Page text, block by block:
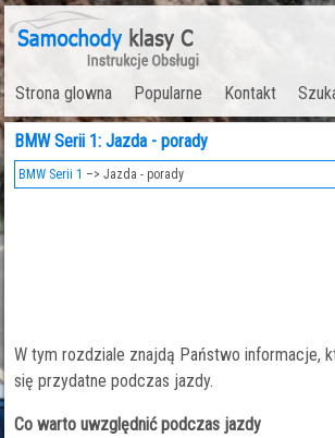
Strona glowna Popularne Kontakt
BMW Serii 1: Jazda - porady
BMW Serii 1 –> Jazda - porady
W tym rozdziale znajdą Państwo informacje,
się przydatne podczas jazdy.
Co warto uwzględnić podczas jazdy